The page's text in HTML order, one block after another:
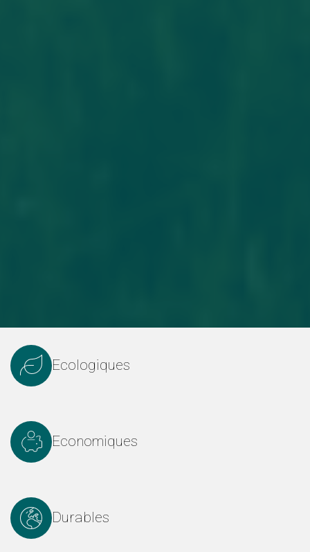
Ecologiques
Economiques
Durables